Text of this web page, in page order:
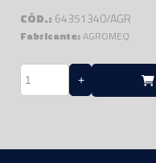
CÓD.: 64351340/AGR
Fabricante:AGROMEQ